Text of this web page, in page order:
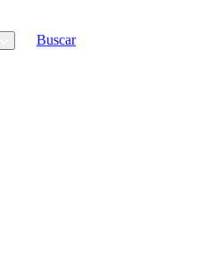
Buscar